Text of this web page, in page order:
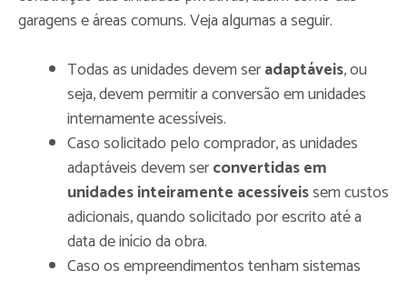
garagens e áreas comuns. Veja algumas a seguir.
Todas as unidades devem seradaptáveis, ou
seja, devem permitir a conversão em unidades
internamente acessíveis.
Caso solicitado pelo comprador, as unidades
adaptáveis devem serconvertidas em
unidades inteiramente acessíveissem custos
adicionais, quando solicitado por escrito até a
data de início da obra.
Caso os empreendimentos tenham sistemas